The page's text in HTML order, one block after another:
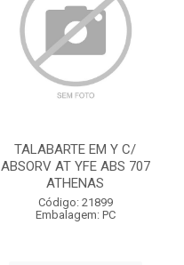
TALABARTE EM Y C/
ABSORV AT YFE ABS 707
ATHENAS
Código: 21899
Embalagem: PC